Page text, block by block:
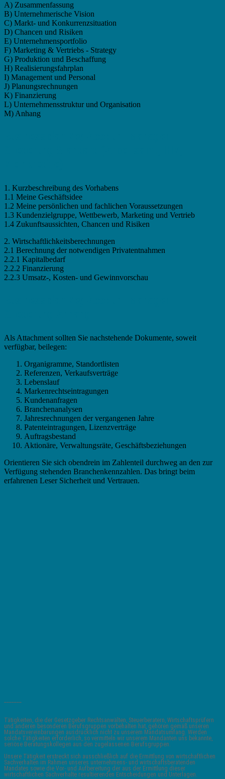
A) Zusammenfassung
B) Unternehmerische Vision
C) Markt- und Konkurrenzsituation
D) Chancen und Risiken
E) Unternehmensportfolio
F) Marketing & Vertriebs - Strategy
G) Produktion und Beschaffung
H) Realisierungsfahrplan
I) Management und Personal
J) Planungsrechnungen
K) Finanzierung
L) Unternehmensstruktur und Organisation
M) Anhang
1. Kurzbeschreibung des Vorhabens
1.1 Meine Geschäftsidee
1.2 Meine persönlichen und fachlichen Voraussetzungen
1.3 Kundenzielgruppe, Wettbewerb, Marketing und Vertrieb
1.4 Zukunftsaussichten, Chancen und Risiken
2. Wirtschaftlichkeitsberechnungen
2.1 Berechnung der notwendigen Privatentnahmen
2.2.1 Kapitalbedarf
2.2.2 Finanzierung
2.2.3 Umsatz-, Kosten- und Gewinnvorschau
Als Attachment sollten Sie nachstehende Dokumente, soweit
verfügbar, beilegen:
Organigramme, Standortlisten
Referenzen, Verkaufsverträge
Lebenslauf
Markenrechtseintragungen
Kundenanfragen
Branchenanalysen
Jahresrechnungen der vergangenen Jahre
Patenteintragungen, Lizenzverträge
Auftragsbestand
Aktionäre, Verwaltungsräte, Geschäftsbeziehungen
Orientieren Sie sich obendrein im Zahlenteil durchweg an den zur
Verfügung stehenden Branchenkennzahlen. Das bringt beim
erfahrenen Leser Sicherheit und Vertrauen.
Tätigkeiten, die der Gesetzgeber Rechtsanwälten, Steuerberatern, Wirtschaftsprüfern
und anderen besonderen Berufsgruppen vorbehalten hat, gehören gemäß unseren
Mandatsvereinbarungen ausdrücklich nicht zu unserem Mandatsumfang. Werden
solche Tätigkeiten erforderlich, so vermitteln wir unserem Mandanten uns bekannte,
seriöse Beratungskollegen aus den zugelassenen Berufsgruppen.
Unsere Tätigkeit erstreckt sich ausschließlich auf die Ermittlung von wirtschaftlichen
Sachverhalten im Rahmen unseres unternehmens- und wirtschaftsberatenden
Mandates sowie die Vor- und Aufbereitung der aus der Ermittlung dieser
wirtschaftlichen Sachverhalte resultierenden Entscheidungen und Unterlagen.